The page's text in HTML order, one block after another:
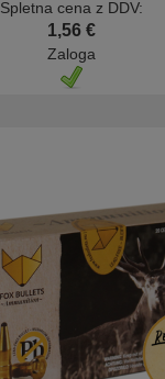
Spletna cena z DDV:
1,56 €
Zaloga